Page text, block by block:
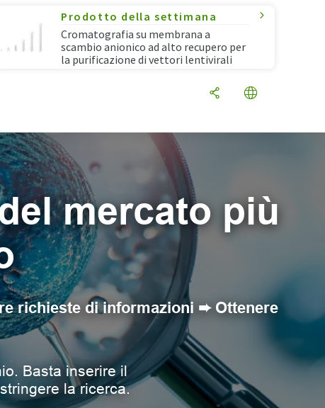
Prodotto della settimana
Cromatografia su membrana a
scambio anionico ad alto recupero per
la purificazione di vettori lentivirali
mercato più
richieste di informazioni ➨ Ottenere
Basta inserire il
la ricerca.